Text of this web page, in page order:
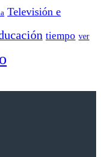
Televisión e
tiempo ver